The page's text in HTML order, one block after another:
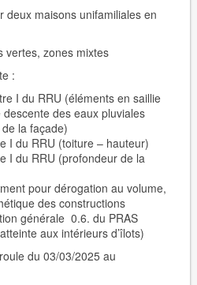
deux maisons unifamiliales en
vertes, zones mixtes
:
I du RRU (éléments en saillie
des eaux pluviales
la façade)
I du RRU (toiture – hauteur)
I du RRU (profondeur de la
pour dérogation au volume,
des constructions
générale 0.6. du PRAS
aux intérieurs d’îlots)
du 03/03/2025 au